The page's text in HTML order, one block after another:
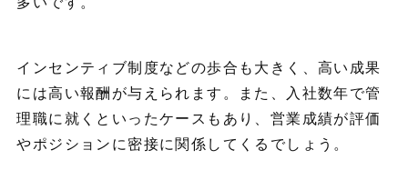
インセンティブ制度などの歩合も大きく、高い成果
には高い報酬が与えられます。また、入社数年で管
理職に就くといったケースもあり、営業成績が評価
やポジションに密接に関係してくるでしょう。